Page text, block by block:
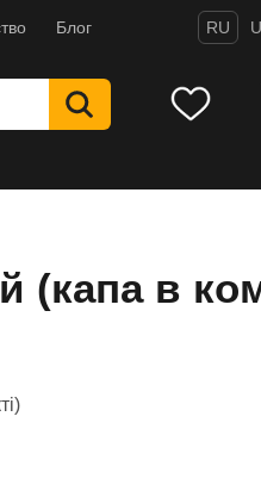
Блог RU
(капа в